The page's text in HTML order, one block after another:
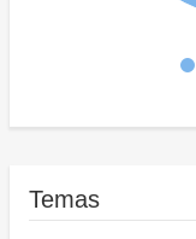
Temas